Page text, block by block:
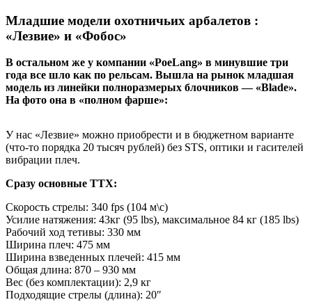
Младшие модели охотничьих арбалетов :
«Лезвие» и «Фобос»
В остальном же у компании «PoeLang» в минувшие три
года все шло как по рельсам. Вышла на рынок младшая
модель из линейки полноразмерых блочников — «Blade».
На фото она в «полном фарше»:
У нас «Лезвие» можно приобрести и в бюджетном варианте
(что-то порядка 20 тысяч рублей) без STS, оптики и гасителей
вибрации плеч.
Сразу основные ТТХ:
Скорость стрелы: 340 fps (104 м\c)
Усилие натяжения: 43кг (95 lbs), максимальное 84 кг (185 lbs)
Рабочий ход тетивы: 330 мм
Ширина плеч: 475 мм
Ширина взведенных плечей: 415 мм
Общая длина: 870 – 930 мм
Вес (без комплектации): 2,9 кг
Подходящие стрелы (длина): 20″